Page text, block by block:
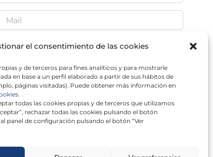
el consentimiento de las cookies
y de terceros para fines analíticos y para mostrarle
en base a un perfil elaborado a partir de sus hábitos de
páginas visitadas). Puede obtener más información en
todas las cookies propias y de terceros que utilizamos
rechazar todas las cookies pulsando el botón
panel de configuración pulsando el botón “Ver
He leído y acepto laPolítica de Privacidad